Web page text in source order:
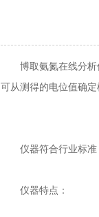
博取氨氮在线分析仪
可从测得的电位值确
仪器符合行业标准
仪器特点：